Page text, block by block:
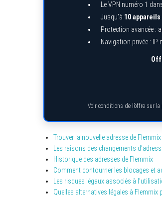
Le VPN numéro 1
Jusqu’à 10 appareils
Protection avancée :
Navigation privée : IP
Voir conditions de l’offre sur
Trouver la nouvelle adresse de Flemmix
Les raisons des changements
Historique des adresses de Flemmix
Comment contourner les blocages et
Les risques légaux associés à
Quelles alternatives légales à